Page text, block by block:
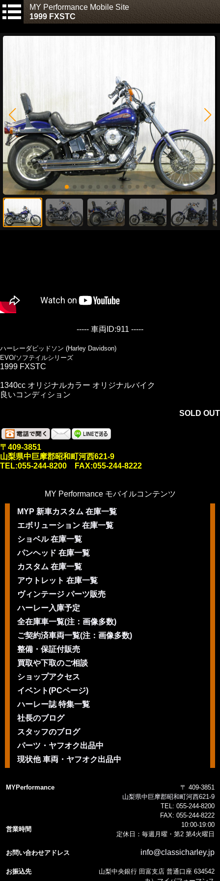
MY Performance Mobile Site
1999 FXSTC
----- 車両ID:911 -----
ハーレーダビッドソン (Harley Davidson)
EVO/ソフテイルシリーズ
1999 FXSTC
1340cc オリジナルカラー オリジナルバイク
良いコンディション
SOLD OUT
〒409-3851
山梨県中巨摩郡昭和町河西621-9
TEL:055-244-8200 FAX:055-244-8222
MY Performance モバイルコンテンツ
MYP 新車カスタム 在庫一覧
エボリューション 在庫一覧
ショベル 在庫一覧
パンヘッド 在庫一覧
カスタム 在庫一覧
アウトレット 在庫一覧
ヴィンテージ パーツ販売
ハーレー入庫予定
全在庫車一覧(注：画像多数)
ご契約済車両一覧(注：画像多数)
整備・保証付販売
買取や下取のご相談
ショップアクセス
イベント(PCページ)
ハーレー誌 特集一覧
社長のブログ
スタッフのブログ
パーツ・ヤフオク出品中
現状他 車両・ヤフオク出品中
MYPerformance
〒 409-3851
山梨県中巨摩郡昭和町河西621-9
TEL: 055-244-8200
FAX: 055-244-8222
営業時間
10:00-19:00
定休日：毎週月曜・第2 第4火曜日
お問い合わせアドレス info@classicharley.jp
お振込先
山梨中央銀行 田富支店 普通口座 634542